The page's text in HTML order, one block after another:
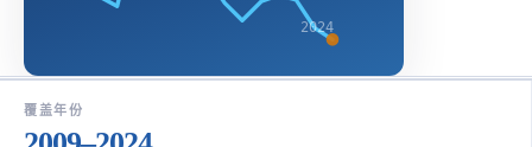
2024
覆盖年份